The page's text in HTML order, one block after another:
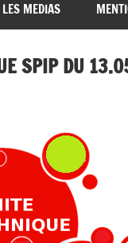
MEDIAS
SPIP DU